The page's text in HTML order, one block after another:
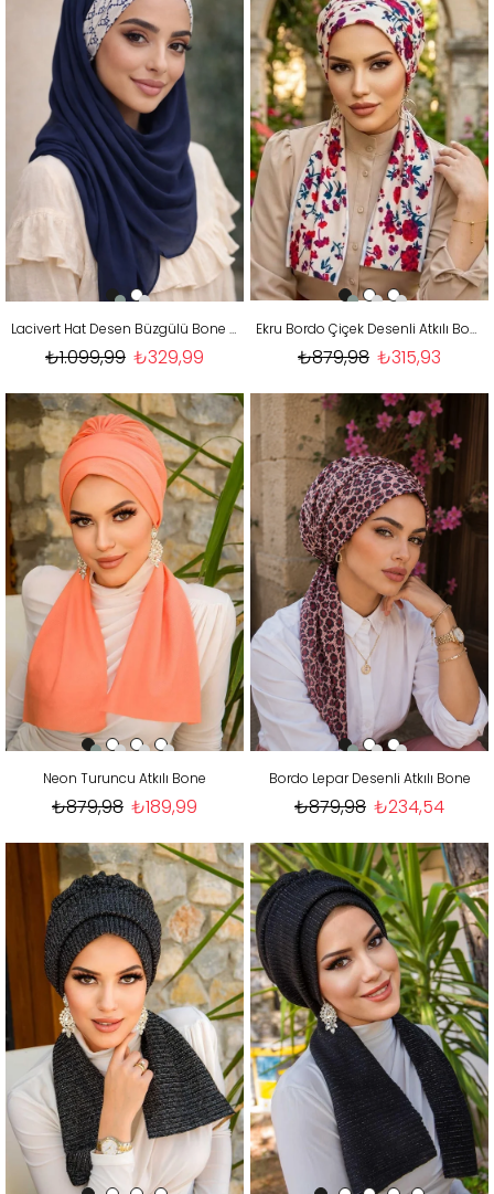
Lacivert Hat Desen Büzgülü Bone Hazır Şal
₺329,99
₺1.099,99
Ekru Bordo Çiçek Desenli Atkılı Bone
₺315,93
₺879,98
Neon Turuncu Atkılı Bone
₺189,99
₺879,98
Bordo Lepar Desenli Atkılı Bone
₺234,54
₺879,98